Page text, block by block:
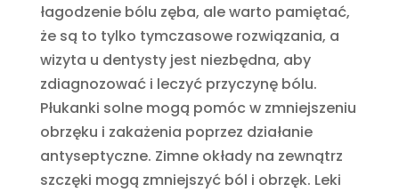
łagodzenie bólu zęba, ale warto pamiętać,
że są to tylko tymczasowe rozwiązania, a
wizyta u dentysty jest niezbędna, aby
zdiagnozować i leczyć przyczynę bólu.
Płukanki solne mogą pomóc w zmniejszeniu
obrzęku i zakażenia poprzez działanie
antyseptyczne. Zimne okłady na zewnątrz
szczęki mogą zmniejszyć ból i obrzęk. Leki